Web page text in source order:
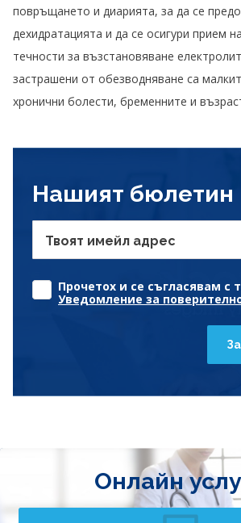
повръщането и диарията, за да се
дехидратацията и да се осигури прием
течности за възстановяване
застрашени от обезводняване са
хронични болести, бременните и
Нашият бюлетин
Твоят имейл адрес
Прочетох и се съгласявам с
Уведомление за
Онлайн